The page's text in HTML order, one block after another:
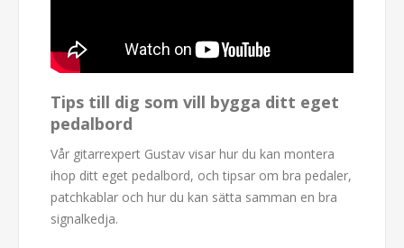
Tips till dig som vill bygga ditt eget
pedalbord
Vår gitarrexpert Gustav visar hur du kan montera
ihop ditt eget pedalbord, och tipsar om bra pedaler,
patchkablar och hur du kan sätta samman en bra
signalkedja.